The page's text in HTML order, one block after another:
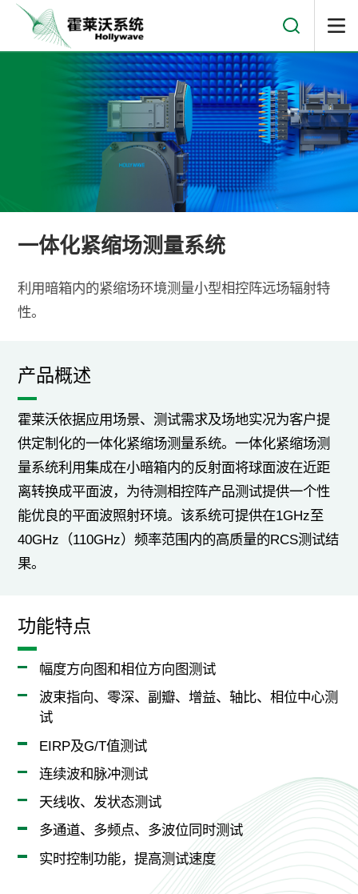
一体化紧缩场测量系统
利用暗箱内的紧缩场环境测量小型相控阵远场辐射特
性。
产品概述
霍莱沃依据应用场景、测试需求及场地实况为客户提
供定制化的一体化紧缩场测量系统。一体化紧缩场测
量系统利用集成在小暗箱内的反射面将球面波在近距
离转换成平面波，为待测相控阵产品测试提供一个性
能优良的平面波照射环境。该系统可提供在1GHz至
40GHz（110GHz）频率范围内的高质量的RCS测试结
果。
功能特点
幅度方向图和相位方向图测试
波束指向、零深、副瓣、增益、轴比、相位中心测
试
EIRP及G/T值测试
连续波和脉冲测试
天线收、发状态测试
多通道、多频点、多波位同时测试
实时控制功能，提高测试速度